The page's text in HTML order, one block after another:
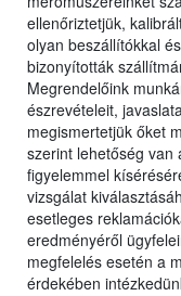
ellenőriztetjük,
olyan beszállítókkal
bizonyították
Megrendelőink
észrevételeit,
megismertetjük őket
szerint lehetőség van
figyelemmel
vizsgálat
esetleges
eredményéről
megfelelés esetén a
érdekében